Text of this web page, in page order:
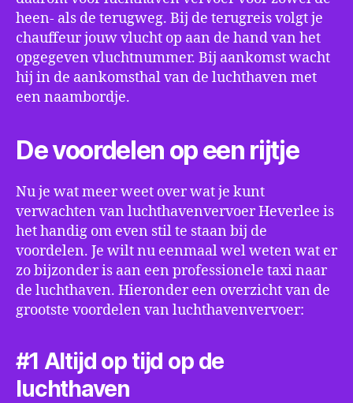
heen- als de terugweg. Bij de terugreis volgt je
chauffeur jouw vlucht op aan de hand van het
opgegeven vluchtnummer. Bij aankomst wacht
hij in de aankomsthal van de luchthaven met
een naambordje.
De voordelen op een rijtje
Nu je wat meer weet over wat je kunt
verwachten van luchthavenvervoer Heverlee is
het handig om even stil te staan bij de
voordelen. Je wilt nu eenmaal wel weten wat er
zo bijzonder is aan een professionele taxi naar
de luchthaven. Hieronder een overzicht van de
grootste voordelen van luchthavenvervoer:
#1 Altijd op tijd op de
luchthaven